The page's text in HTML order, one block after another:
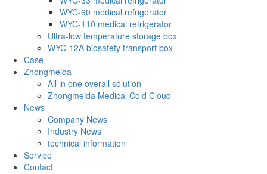
WYC-60 medical refrigerator
WYC-110 medical refrigerator
Ultra-low temperature storage box
WYC-12A biosafety transport box
Case
Zhongmeida
All in one overall solution
Zhongmeida Medical Cold Cloud
News
Company News
Industry News
technical information
Service
Contact